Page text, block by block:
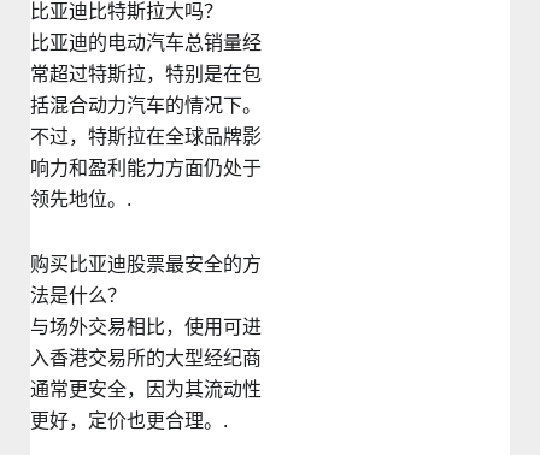
比亚迪比特斯拉大吗？
比亚迪的电动汽车总销量经
常超过特斯拉，特别是在包
括混合动力汽车的情况下。
不过，特斯拉在全球品牌影
响力和盈利能力方面仍处于
领先地位。.
购买比亚迪股票最安全的方
法是什么？
与场外交易相比，使用可进
入香港交易所的大型经纪商
通常更安全，因为其流动性
更好，定价也更合理。.